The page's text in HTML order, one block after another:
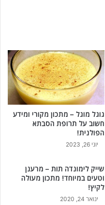
גוגל מוגל – מתכון מקורי ומידע
חשוב על תרופת הסבתא
הפולנית!
יוני 26, 2023
שייק לימונדה תות – מרענן
וטעים במיוחד! מתכון מעולה
לקיץ!
ינואר 24, 2020